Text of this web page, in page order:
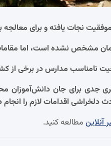
مشخص نشده است، اما
نامناسب مدارس در برخی از
جدی برای جان
دلخراشی اقدامات لازم را انجام
مطالعه کنید.